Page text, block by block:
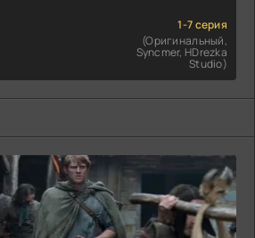
1-7 серия
(Оригинальный,
Syncmer, HDrezka
Studio)